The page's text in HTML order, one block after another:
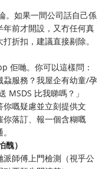
。如果一間公司話自己係
年前才開設，又冇任何真
折扣，建議直接剔除。
佢哋。你可以這樣問：
蝨服務？我屋企有幼童/孕
MSDS 比我睇嗎？」
嘅疑慮並立刻提供文
落訂、報一個含糊嘅
）
師傅上門檢測（視乎公